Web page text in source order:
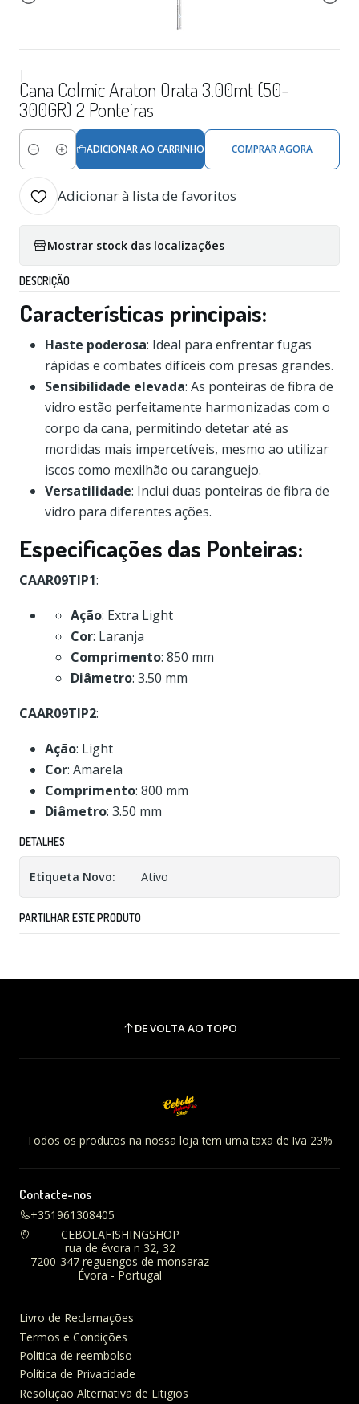
|
Cana Colmic Araton Orata 3.00mt (50-
300GR) 2 Ponteiras
Quantidade
ADICIONAR AO CARRINHO COMPRAR AGORA
Adicionar à lista de favoritos
Mostrar stock das localizações
DESCRIÇÃO
Características principais:
Haste poderosa: Ideal para enfrentar fugas
rápidas e combates difíceis com presas grandes.
Sensibilidade elevada: As ponteiras de fibra de
vidro estão perfeitamente harmonizadas com o
corpo da cana, permitindo detetar até as
mordidas mais impercetíveis, mesmo ao utilizar
iscos como mexilhão ou caranguejo.
Versatilidade: Inclui duas ponteiras de fibra de
vidro para diferentes ações.
Especificações das Ponteiras:
CAAR09TIP1:
Ação: Extra Light
Cor: Laranja
Comprimento: 850 mm
Diâmetro: 3.50 mm
CAAR09TIP2:
Ação: Light
Cor: Amarela
Comprimento: 800 mm
Diâmetro: 3.50 mm
DETALHES
Etiqueta Novo: Ativo
PARTILHAR ESTE PRODUTO
DE VOLTA AO TOPO
Todos os produtos na nossa loja tem uma taxa de Iva 23%
Contacte-nos
+351961308405
CEBOLAFISHINGSHOP
rua de évora n 32, 32
7200-347 reguengos de monsaraz
Évora - Portugal
Livro de Reclamações
Termos e Condições
Politica de reembolso
Política de Privacidade
Resolução Alternativa de Litigios